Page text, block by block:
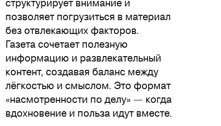
позволяет погрузиться в материал
без отвлекающих факторов.
Газета сочетает полезную
информацию и развлекательный
контент, создавая баланс между
лёгкостью и смыслом. Это формат
«насмотренности по делу» — когда
вдохновение и польза идут вместе.